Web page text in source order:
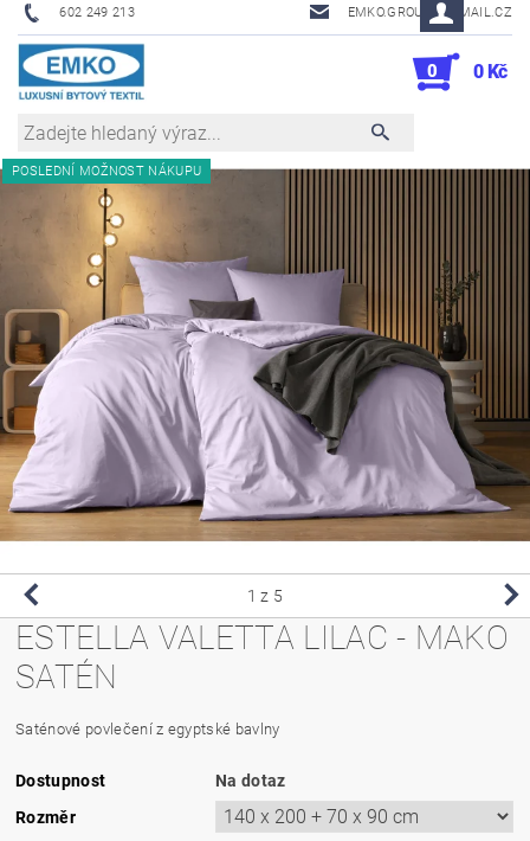
602 249 213 EMKO.GROUSL@EMAIL.CZ
0 0 Kč
POSLEDNÍ MOŽNOST NÁKUPU
1 z 5
ESTELLA VALETTA LILAC - MAKO
SATÉN
Saténové povlečení z egyptské bavlny
Dostupnost
Na dotaz
Rozměr